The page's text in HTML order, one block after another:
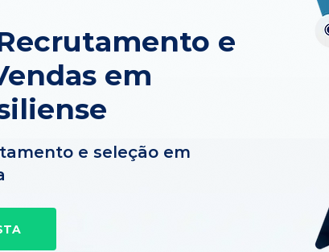
e
em
e seleção em